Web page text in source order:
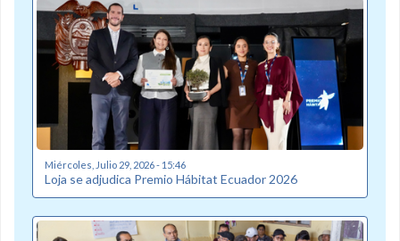
Miércoles, Julio 29, 2026 - 15:46
Loja se adjudica Premio Hábitat Ecuador 2026